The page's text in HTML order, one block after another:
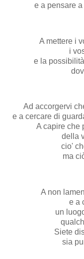
e a pensare
A mettere i
i
e la
Ad accorgervi
e a cercare di
A capire che
della
cio'
ma
A non
e a
un
Siete
sia